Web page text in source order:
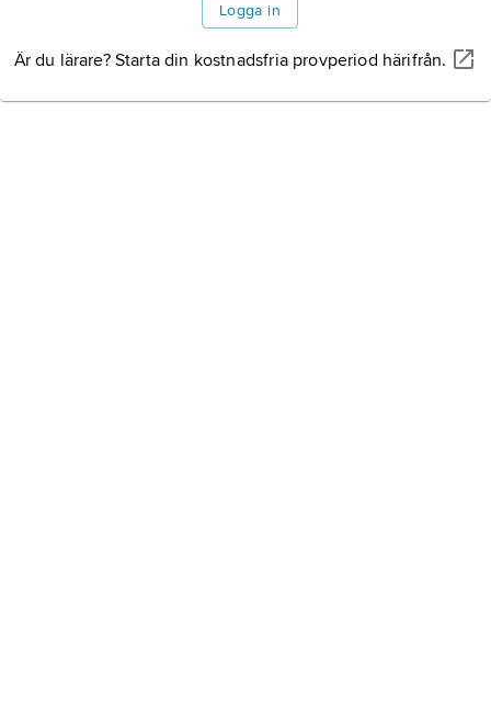
Logga in
Är du lärare? Starta din kostnadsfria provperiod härifrån.